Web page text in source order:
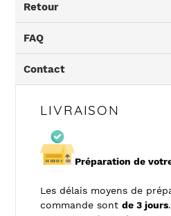
Retour
FAQ
Contact
LIVRAISON
Préparation de
Les délais moyens de
commande sont de 3 jours